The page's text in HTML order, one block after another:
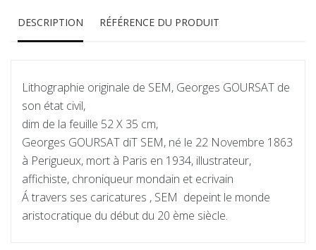
DESCRIPTION RÉFÉRENCE DU PRODUIT
Lithographie originale de SEM, Georges GOURSAT de
son état civil,
dim de la feuille 52 X 35 cm,
Georges GOURSAT diT SEM, né le 22 Novembre 1863
à Perigueux, mort à Paris en 1934, illustrateur,
affichiste, chroniqueur mondain et ecrivain
Á travers ses caricatures , SEM depeint le monde
aristocratique du début du 20 ème siècle.